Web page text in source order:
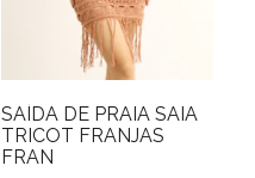
SAÍDA DE PRAIA SAIA
TRICOT FRANJAS
FRAN